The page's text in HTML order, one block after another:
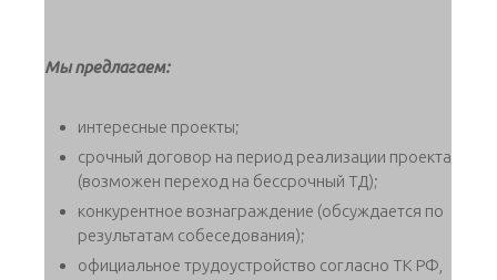
Мы предлагаем:
интересные проекты;
срочный договор на период реализации проекта
(возможен переход на бессрочный ТД);
конкурентное вознаграждение (обсуждается по
результатам собеседования);
официальное трудоустройство согласно ТК РФ,